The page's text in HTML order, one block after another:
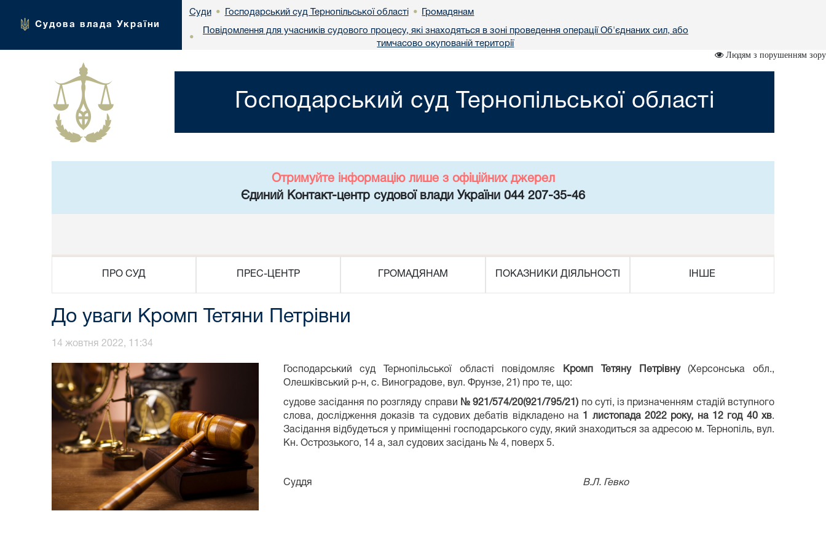
Судова влада України
Суди • Господарський суд Тернопільської області • Громадянам
•
Повідомлення для учасників судового процесу, які знаходяться в зоні проведення операції Об'єднаних сил, або
тимчасово окупованій території
Людям з порушенням зору
Господарський суд Тернопільської області
Отримуйте інформацію лише з офіційних джерел
Єдиний Контакт-центр судової влади України 044 207-35-46
ПРО СУД ПРЕС-ЦЕНТР ГРОМАДЯНАМ ПОКАЗНИКИ ДІЯЛЬНОСТІ ІНШЕ
До уваги Кромп Тетяни Петрівни
14 жовтня 2022, 11:34
Господарський суд Тернопільської області повідомляє Кромп Тетяну Петрівну(Херсонська обл.,
Олешківський р-н, с. Виноградове, вул. Фрунзе, 21) про те, що:
судове засідання по розгляду справи № 921/574/20(921/795/21) по суті, із призначенням стадій вступного
слова, дослідження доказів та судових дебатів відкладено на 1 листопада 2022 року, на 12 год 40 хв.
Засідання відбудеться у приміщенні господарського суду, який знаходиться за адресою м. Тернопіль, вул.
Кн. Острозького, 14 а, зал судових засідань № 4, поверх 5.
Суддя В.Л. Гевко